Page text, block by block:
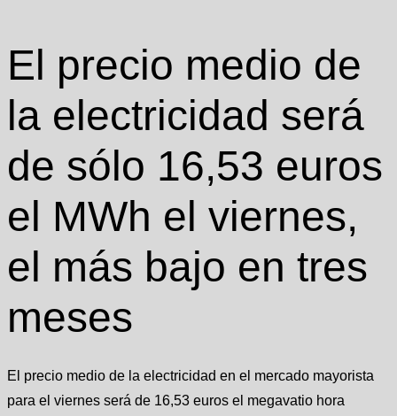
El precio medio de
la electricidad será
de sólo 16,53 euros
el MWh el viernes,
el más bajo en tres
meses
El precio medio de la electricidad en el mercado mayorista
para el viernes será de 16,53 euros el megavatio hora